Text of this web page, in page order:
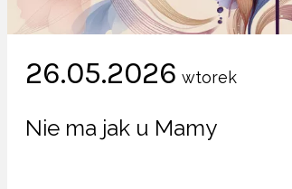
26.05.2026 wtorek
Nie ma jak u Mamy